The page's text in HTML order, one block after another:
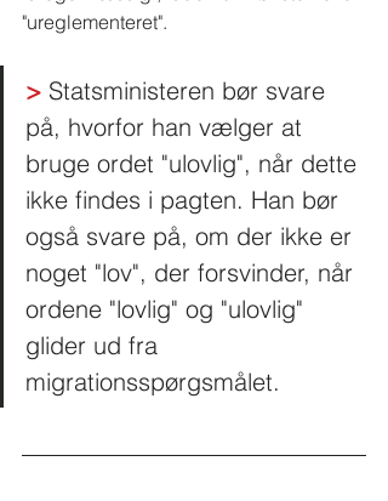
"ureglementeret".
> Statsministeren bør svare
på, hvorfor han vælger at
bruge ordet "ulovlig", når dette
ikke findes i pagten. Han bør
også svare på, om der ikke er
noget "lov", der forsvinder, når
ordene "lovlig" og "ulovlig"
glider ud fra
migrationsspørgsmålet.